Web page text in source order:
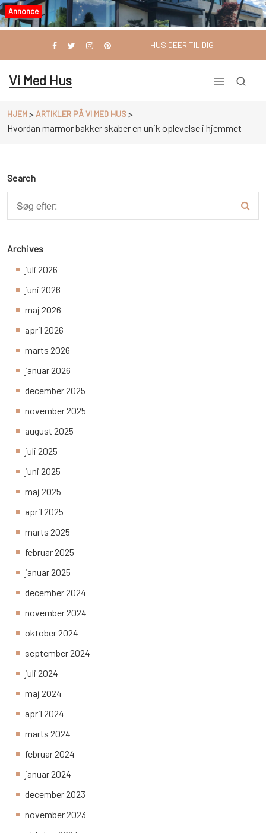
Videre
til
Annonce
HUSIDEER TIL DIG
Vi Med Hus
HJEM> ARTIKLER PÅ VI MED HUS>
Hvordan marmor bakker skaber en unik oplevelse i hjemmet
Search
Archives
juli 2026
juni 2026
maj 2026
april 2026
marts 2026
januar 2026
december 2025
november 2025
august 2025
juli 2025
juni 2025
maj 2025
april 2025
marts 2025
februar 2025
januar 2025
december 2024
november 2024
oktober 2024
september 2024
juli 2024
maj 2024
april 2024
marts 2024
februar 2024
januar 2024
december 2023
november 2023